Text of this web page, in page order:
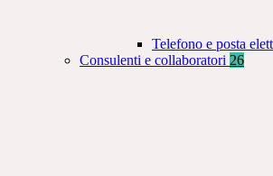
Telefono e posta
Consulenti e collaboratori 26